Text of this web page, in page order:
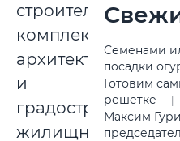
строительный
комплекс,
архитектура
и
жилищная
Семенами
посадки
Готовим
решетке
Максим